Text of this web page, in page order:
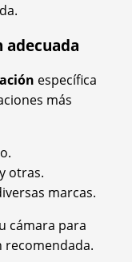
adecuada
específica
más
otras.
marcas.
cámara para
recomendada.